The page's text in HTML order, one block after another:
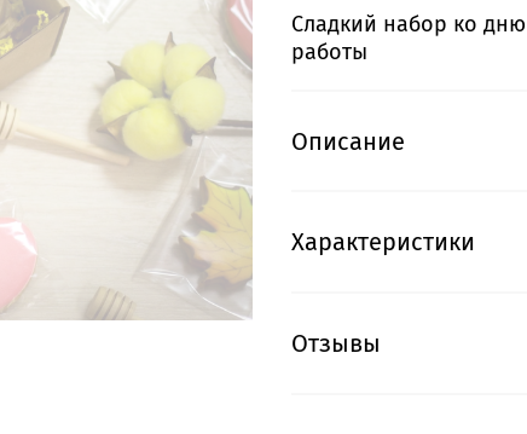
Сладкий набор ко
работы
Описание
Характеристики
Отзывы